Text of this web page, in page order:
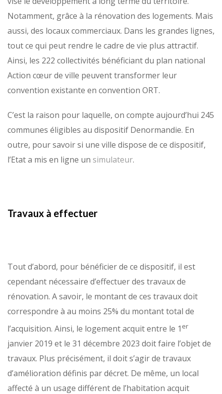
Notamment, grâce à la rénovation des logements. Mais
aussi, des locaux commerciaux. Dans les grandes lignes,
tout ce qui peut rendre le cadre de vie plus attractif.
Ainsi, les 222 collectivités bénéficiant du plan national
Action cœur de ville peuvent transformer leur
convention existante en convention ORT.
C’est la raison pour laquelle, on compte aujourd’hui 245
communes éligibles au dispositif Denormandie. En
outre, pour savoir si une ville dispose de ce dispositif,
l’Etat a mis en ligne un simulateur.
Travaux à effectuer
Tout d’abord, pour bénéficier de ce dispositif, il est
cependant nécessaire d’effectuer des travaux de
rénovation. A savoir, le montant de ces travaux doit
correspondre à au moins 25% du montant total de
l’acquisition. Ainsi, le logement acquit entre le 1 er
janvier 2019 et le 31 décembre 2023 doit faire l’objet de
travaux. Plus précisément, il doit s’agir de travaux
d’amélioration définis par décret. De même, un local
affecté à un usage différent de l’habitation acquit